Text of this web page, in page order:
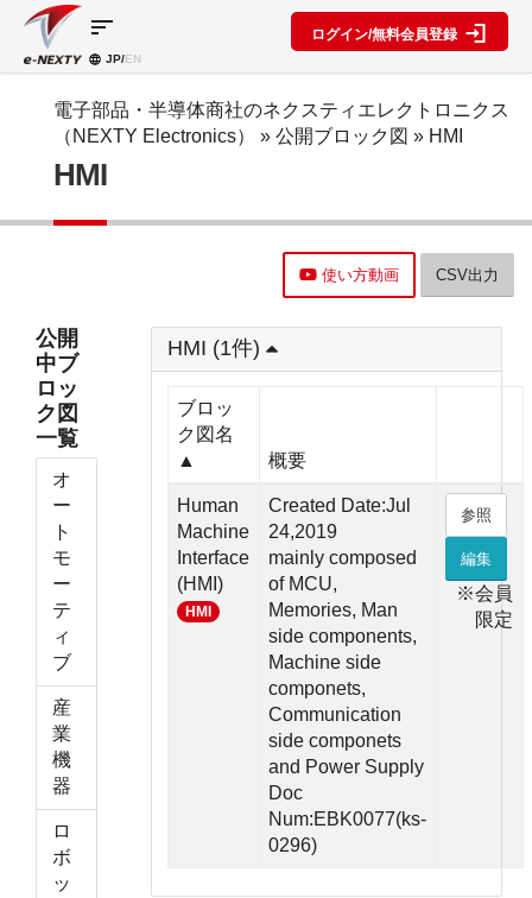
テゴリ
ディスク
水晶部品
機能部品
電源部品
その他部
品
能
イアグラ
て探す
類似品検
索
搭載メー
カー一覧
ク図
公開ブロ
※会員限
定
SPECIAL
CONTENT
ジーズ
セミナ
ー・イベ
ント
information
(PDF)
e-
NEXTY
概要
NEXTY使
ブロック
図編
sort
JP/EN
ログイン/無料会員登録
電子部品・半導体商社のネクスティエレクトロニクス
（NEXTY Electronics）
» 公開ブロック図 » HMI
HMI
使い方動画 CSV出力
公開
中ブ
ロッ
ク図
一覧
オ
ー
ト
モ
ー
テ
ィ
ブ
産
業
機
器
ロ
ボ
ッ
HMI (1件)
ブロッ
ク図名
▲
概要
Human
Machine
Interface
(HMI)
HMI
Created Date:Jul
24,2019
mainly composed
of MCU,
Memories, Man
side components,
Machine side
componets,
Communication
side componets
and Power Supply
Doc
Num:EBK0077(ks-
0296)
参照
編集
※会員
限定